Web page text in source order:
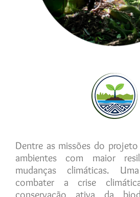
Dentre as missões do
ambientes com maior
mudanças climáticas.
combater a crise
conservação ativa da